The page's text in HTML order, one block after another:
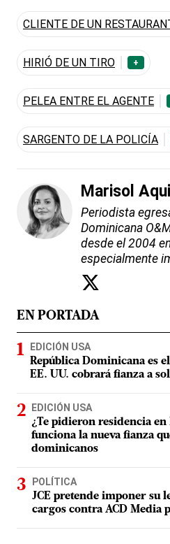
CLIENTE DE UN
HIRIÓ DE UN TIRO +
PELEA ENTRE EL AGENTE
SARGENTO DE LA POLICÍA
Marisol
Periodista
Dominicana
desde el 2004
especialmente
EN PORTADA
EDICIÓN USA
República Dominicana es
EE. UU. cobrará fianza a
EDICIÓN USA
¿Te pidieron residencia en
funciona la nueva fianza
dominicanos
POLÍTICA
JCE pretende imponer su
cargos contra ACD Media